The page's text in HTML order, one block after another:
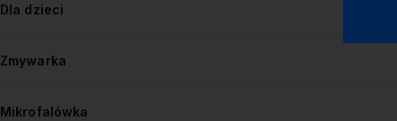
Dla dzieci
Zmywarka
Mikrofalówka